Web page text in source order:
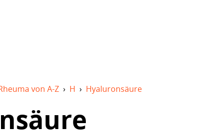
von A-Z › H › Hyaluronsäure